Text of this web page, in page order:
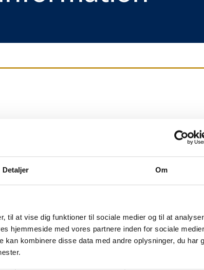
Detaljer Om
til at vise dig funktioner til sociale medier og til at
hjemmeside med vores partnere inden for sociale
kombinere disse data med andre oplysninger, du har
wir nur bei Verspätungen von mehr
großen Wert darauf, unsere Kunden wissen zu lassen,
sicher sein: Wenn wir sagen, dass wir planmäßig